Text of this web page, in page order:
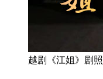
越剧《江姐》剧照